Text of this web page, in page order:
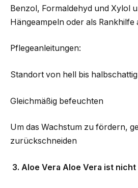
Benzol, Formaldehyd und Xylol
Hängeampeln oder als Rankhilfe
Pflegeanleitungen:
Standort von hell bis halbschattig
Gleichmäßig befeuchten
Um das Wachstum zu fördern,
zurückschneiden
3. Aloe Vera Aloe Vera ist nicht